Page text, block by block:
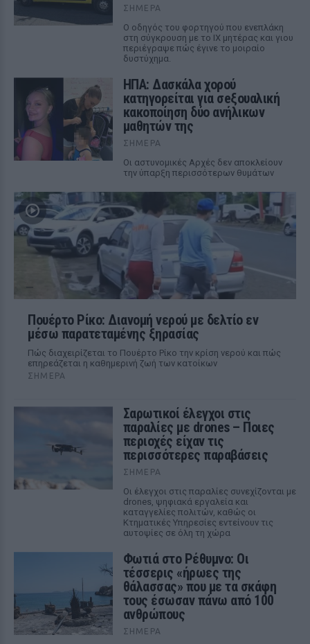
ΣΉΜΕΡΑ
Ο οδηγός του φορτηγού που ενεπλάκη
στη σύγκρουση με το ΙΧ μητέρας και γιου
περιέγραψε πώς έγινε το μοιραίο
δυστύχημα.
ΗΠΑ: Δασκάλα χορού
κατηγορείται για σeξουαλική
κακοποίηση δύο ανήλικων
μαθητών της
ΣΉΜΕΡΑ
Οι αστυνομικές Αρχές δεν αποκλείουν
την ύπαρξη περισσότερων θυμάτων
Πουέρτο Ρίκο: Διανομή νερού με δελτίο εν
μέσω παρατεταμένης ξηρασίας
Πώς διαχειρίζεται το Πουέρτο Ρίκο την κρίση νερού και πώς
επηρεάζεται η καθημερινή ζωή των κατοίκων
ΣΉΜΕΡΑ
Σαρωτικοί έλεγχοι στις
παραλίες με drones – Ποιες
περιοχές είχαν τις
περισσότερες παραβάσεις
ΣΉΜΕΡΑ
Οι έλεγχοι στις παραλίες συνεχίζονται με
drones, ψηφιακά εργαλεία και
καταγγελίες πολιτών, καθώς οι
Κτηματικές Υπηρεσίες εντείνουν τις
αυτοψίες σε όλη τη χώρα
Φωτιά στο Ρέθυμνο: Οι
τέσσερις «ήρωες της
θάλασσας» που με τα σκάφη
τους έσωσαν πάνω από 100
ανθρώπους
ΣΉΜΕΡΑ